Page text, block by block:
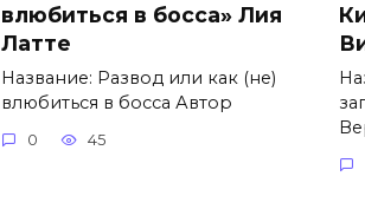
влюбиться в босса» Лия
Латте
Название: Развод или как (не)
влюбиться в босса Автор
0 45